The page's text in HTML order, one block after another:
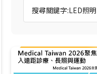
搜尋關鍵字:LED照明